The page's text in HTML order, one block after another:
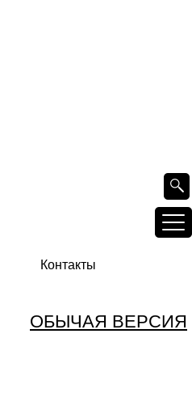
Контакты
ОБЫЧАЯ ВЕРСИЯ